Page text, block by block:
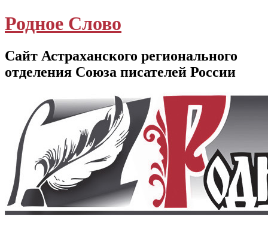
Родное Слово
Сайт Астраханского регионального
отделения Союза писателей России